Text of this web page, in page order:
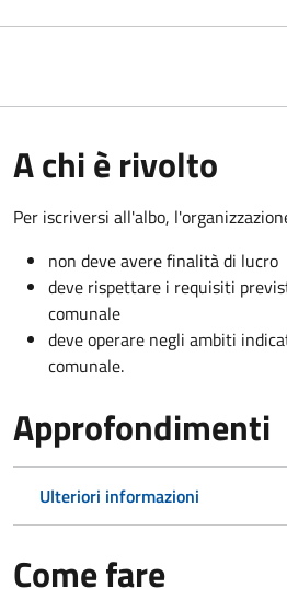
A chi è rivolto
Per iscriversi all'albo,
non deve avere finalità di lucro
deve rispettare i requisiti
comunale
deve operare negli ambiti
comunale.
Approfondimenti
Ulteriori informazioni
Come fare